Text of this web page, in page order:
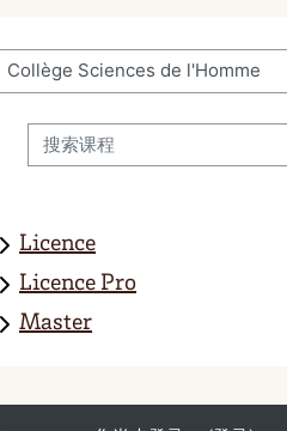
课程类别
搜索课程
Licence
Licence Pro
Master